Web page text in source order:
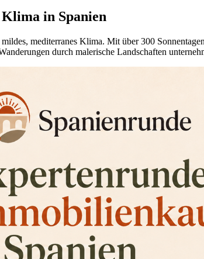
in Spanien
mediterranes Klima. Mit über 300
durch malerische Landschaften